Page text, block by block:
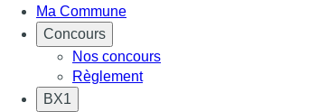
Ma Commune
Concours
Nos concours
Règlement
BX1